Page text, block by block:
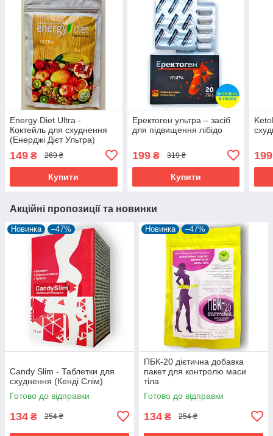
Energy Diet Ultra -
Коктейль для схуднення
(Енерджі Дієт Ультра)
149 ₴ 269 ₴
Купити
Еректоген ультра – засіб
для підвищення лібідо
199₴ 319 ₴
Купити
199
Акційні пропозиції та новинки
Новинка –47%
Candy Slim - Таблетки для
схуднення (Кенді Слім)
Готово до відправки
134 ₴ 254 ₴
Новинка –47%
ПБК-20 дієтична добавка
пакет для контролю маси
тіла
Готово до відправки
134 ₴ 254 ₴